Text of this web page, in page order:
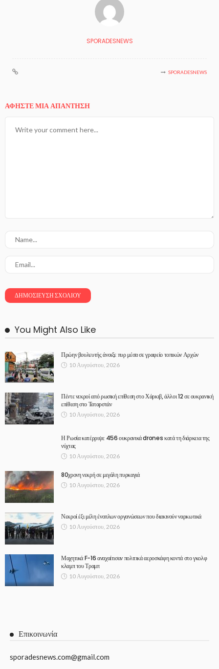
SPORADESNEWS
SPORADESNEWS
ΑΦΉΣΤΕ ΜΙΑ ΑΠΆΝΤΗΣΗ
You Might Also Like
Πρώην βουλευτής άνοιξε πυρ μέσα σε γραφείο τοπικών Αρχών
10 Αυγούστου, 2026
Πέντε νεκροί από ρωσική επίθεση στο Χάρκιβ, άλλοι 12 σε ουκρανική
επίθεση στο Ταταρστάν
10 Αυγούστου, 2026
Η Ρωσία κατέρριψε 456 ουκρανικά drones κατά τη διάρκεια της
νύχτας
10 Αυγούστου, 2026
80χρονη νεκρή σε μεγάλη πυρκαγιά
10 Αυγούστου, 2026
Νεκροί έξι μέλη ένοπλων οργανώσεων που διακινούν ναρκωτικά
10 Αυγούστου, 2026
Μαχητικά F-16 αναχαίτισαν πολιτικά αεροσκάφη κοντά στο γκολφ
κλαμπ του Τραμπ
10 Αυγούστου, 2026
Επικοινωνία
sporadesnews.com@gmail.com